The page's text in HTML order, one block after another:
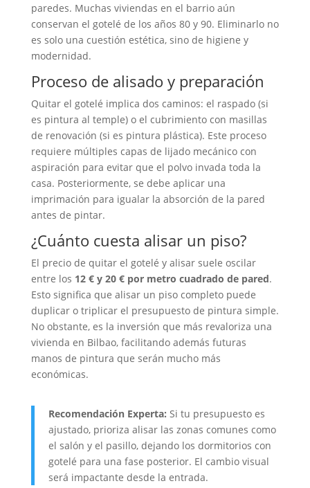
paredes. Muchas viviendas en el barrio aún
conservan el gotelé de los años 80 y 90. Eliminarlo no
es solo una cuestión estética, sino de higiene y
modernidad.
Proceso de alisado y preparación
Quitar el gotelé implica dos caminos: el raspado (si
es pintura al temple) o el cubrimiento con masillas
de renovación (si es pintura plástica). Este proceso
requiere múltiples capas de lijado mecánico con
aspiración para evitar que el polvo invada toda la
casa. Posteriormente, se debe aplicar una
imprimación para igualar la absorción de la pared
antes de pintar.
¿Cuánto cuesta alisar un piso?
El precio de quitar el gotelé y alisar suele oscilar
entre los 12 € y 20 € por metro cuadrado de pared.
Esto significa que alisar un piso completo puede
duplicar o triplicar el presupuesto de pintura simple.
No obstante, es la inversión que más revaloriza una
vivienda en Bilbao, facilitando además futuras
manos de pintura que serán mucho más
económicas.
Recomendación Experta: Si tu presupuesto es
ajustado, prioriza alisar las zonas comunes como
el salón y el pasillo, dejando los dormitorios con
gotelé para una fase posterior. El cambio visual
será impactante desde la entrada.